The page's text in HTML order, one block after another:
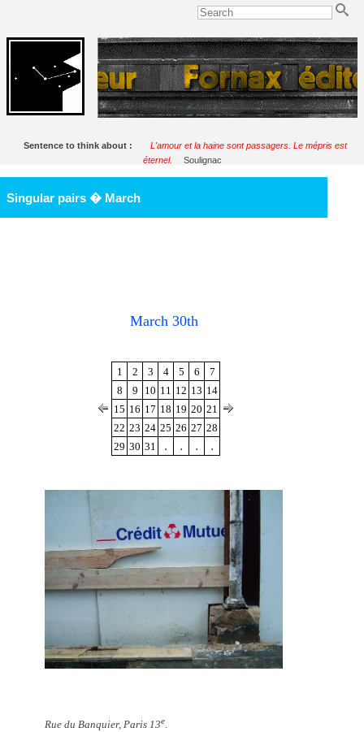
Sentence to think about :
L'amour et la haine sont passagers. Le mépris est
éternel.
Soulignac
Singular pairs � March
March 30th
1 2 3 4 5 6
7
8
9 10 11 12 13 14
15 16 17 18 19 20 21
22 23 24 25 26 27 28
29 30 31 . . . .
Rue du Banquier, Paris 13e.